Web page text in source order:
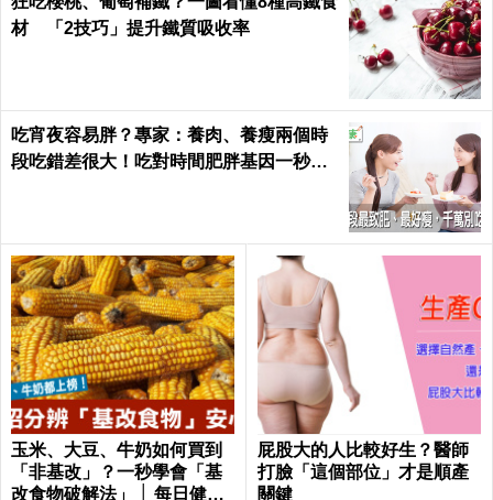
材 「2技巧」提升鐵質吸收率
吃宵夜容易胖？專家：養肉、養瘦兩個時
段吃錯差很大！吃對時間肥胖基因一秒關
玉米、大豆、牛奶如何買到
「非基改」？一秒學會「基
改食物破解法」 │ 每日健康
屁股大的人比較好生？醫師
打臉「這個部位」才是順產
關鍵